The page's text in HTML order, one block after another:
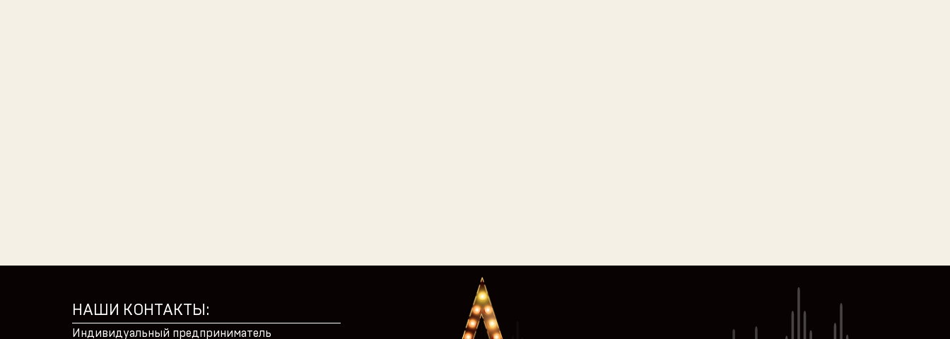
НАШИ КОНТАКТЫ:
Индивидуальный предприниматель